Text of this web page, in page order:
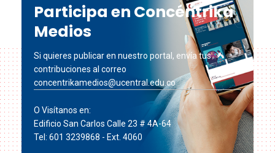
Participa en Concéntrika
Medios
Si quieres publicar en nuestro portal, envía tus
contribuciones al correo
concentrikamedios@ucentral.edu.co
O Visítanos en:
Edificio San Carlos Calle 23 # 4A-64
Tel: 601 3239868 - Ext. 4060